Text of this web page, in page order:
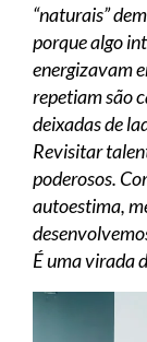
“naturais”
porque algo
energizavam
repetiam são
deixadas de
Revisitar
poderosos.
autoestima,
É uma virada